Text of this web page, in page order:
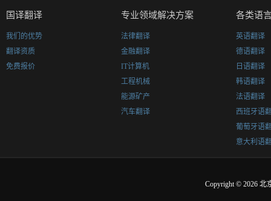
国译翻译
我们的优势
翻译资质
免费报价
专业领域解决方案
法律翻译
金融翻译
IT计算机
工程机械
能源矿产
汽车翻译
各类语
英语翻译
德语翻译
日语翻译
韩语翻译
法语翻译
西班牙语
葡萄牙语
意大利语
Copyright © 2026 北